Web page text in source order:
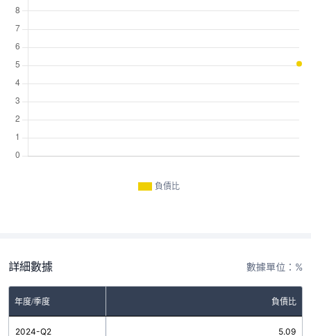
負債比
詳細數據 數據單位：%
年度/季度 負債比
2024-Q2 5.09